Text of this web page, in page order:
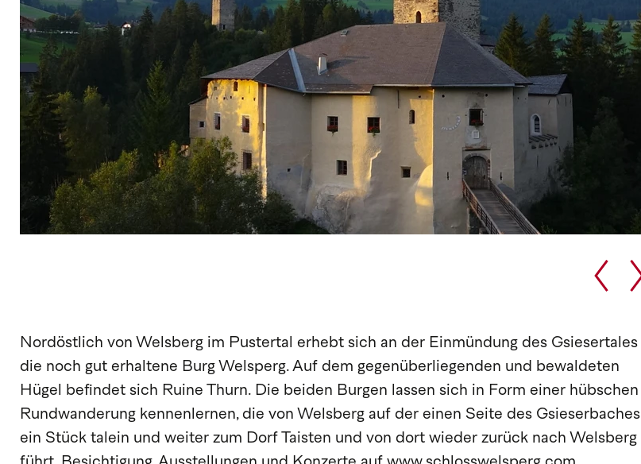
Nordöstlich von Welsberg im Pustertal erhebt sich an der Einmündung des Gsiesertales
die noch gut erhaltene Burg Welsperg. Auf dem gegenüberliegenden und bewaldeten
Hügel befindet sich Ruine Thurn. Die beiden Burgen lassen sich in Form einer hübschen
Rundwanderung kennenlernen, die von Welsberg auf der einen Seite des Gsieserbaches
ein Stück talein und weiter zum Dorf Taisten und von dort wieder zurück nach Welsberg